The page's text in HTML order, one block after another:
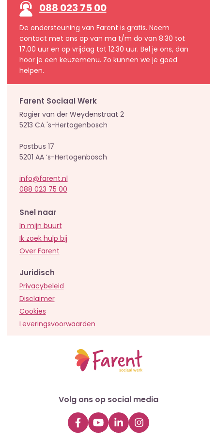
088 023 75 00
De ondersteuning van Farent is gratis. Neem
contact met ons op van ma t/m do van 8.30 tot
17.00 uur en op vrijdag tot 12.30 uur. Bel je ons, dan
hoor je een keuzemenu. Zo kunnen we je goed
helpen.
Farent Sociaal Werk
Rogier van der Weydenstraat 2
5213 CA 's-Hertogenbosch
Postbus 17
5201 AA ’s-Hertogenbosch
info@farent.nl
088 023 75 00
Snel naar
In mijn buurt
Ik zoek hulp bij
Over Farent
Juridisch
Privacybeleid
Disclaimer
Cookies
Leveringsvoorwaarden
Volg ons op social media